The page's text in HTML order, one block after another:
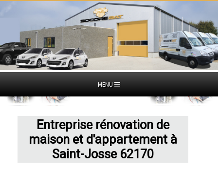
MENU
Entreprise rénovation de
maison et d'appartement à
Saint-Josse 62170